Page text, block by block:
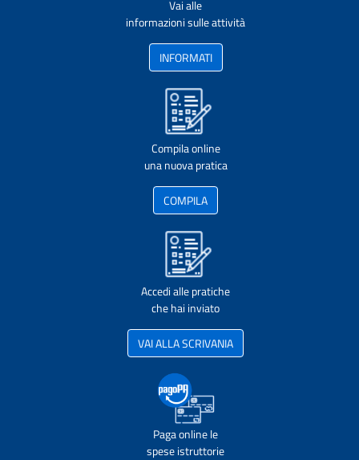
Vai alle
informazioni sulle attività
INFORMATI
Compila online
una nuova pratica
COMPILA
Accedi alle pratiche
che hai inviato
VAI ALLA SCRIVANIA
Paga online le
spese istruttorie